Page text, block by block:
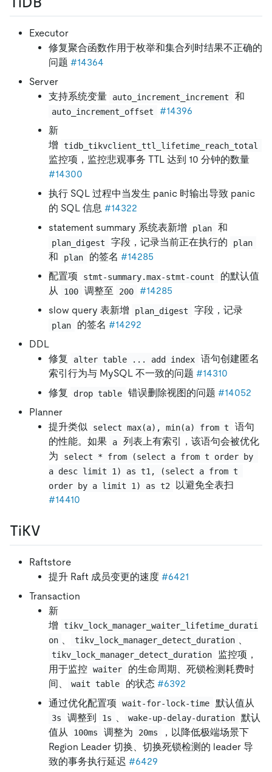
Executor
修复聚合函数作用于枚举和集合列时结果不正确的
问题 #14364
Server
支持系统变量
auto_increment_increment 和
auto_increment_offset
#14396
新
增
tidb_tikvclient_ttl_lifetime_reach_total
监控项，监控悲观事务 TTL 达到 10 分钟的数量
#14300
执行 SQL 过程中当发生 panic 时输出导致 panic
的 SQL 信息 #14322
statement summary 系统表新增
plan 和
plan_digest 字段，记录当前正在执行的 plan
和 plan 的签名 #14285
配置项
stmt-summary.max-stmt-count
的默认值
从
100 调整至 200
#14285
slow query 表新增
plan_digest 字段，记录
plan 的签名 #14292
DDL
修复
alter table ... add index
语句创建匿名
索引行为与 MySQL 不一致的问题 #14310
修复
drop table 错误删除视图的问题 #14052
Planner
提升类似
select max(a), min(a) from t
语句
的性能。如果
a
列表上有索引，该语句会被优化
为
select * from (select a from t order by
a desc limit 1) as t1, (select a from t
order by a limit 1) as t2
以避免全表扫
#14410
TiKV
Raftstore
提升 Raft 成员变更的速度 #6421
Transaction
新
增
tikv_lock_manager_waiter_lifetime_durati
on
tikv_lock_manager_detect_duration
tikv_lock_manager_detect_duration
监控项，
用于监控 waiter
的生命周期、死锁检测耗费时
间、
wait table 的状态 #6392
通过优化配置项
wait-for-lock-time 默认值从
3s 调整到 1s wake-up-delay-duration
默认
值从
100ms 调整为 20ms
，以降低极端场景下
Region Leader 切换、切换死锁检测的 leader 导
致的事务执行延迟 #6429